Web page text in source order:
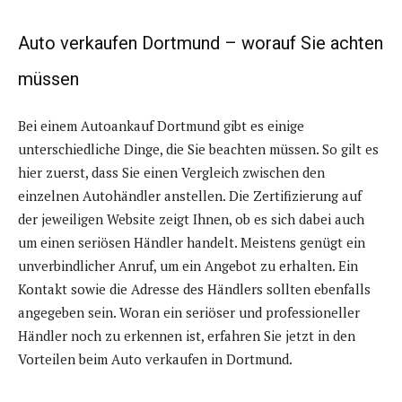
Auto verkaufen Dortmund – worauf Sie achten
müssen
Bei einem Autoankauf Dortmund gibt es einige
unterschiedliche Dinge, die Sie beachten müssen. So gilt es
hier zuerst, dass Sie einen Vergleich zwischen den
einzelnen Autohändler anstellen. Die Zertifizierung auf
der jeweiligen Website zeigt Ihnen, ob es sich dabei auch
um einen seriösen Händler handelt. Meistens genügt ein
unverbindlicher Anruf, um ein Angebot zu erhalten. Ein
Kontakt sowie die Adresse des Händlers sollten ebenfalls
angegeben sein. Woran ein seriöser und professioneller
Händler noch zu erkennen ist, erfahren Sie jetzt in den
Vorteilen beim Auto verkaufen in Dortmund.